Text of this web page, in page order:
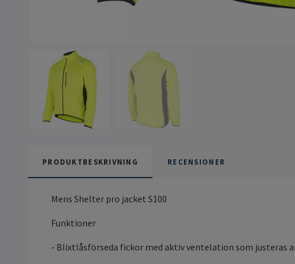
PRODUKTBESKRIVNING RECENSIONER
Mens Shelter pro jacket S100
Funktioner
- Blixtlåsförseda fickor med aktiv ventelation som justeras